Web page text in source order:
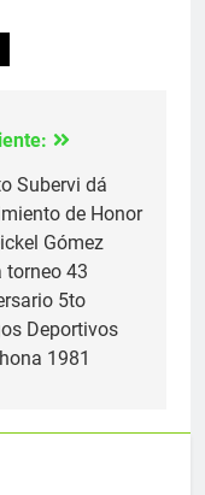
Subervi dá
de Honor
Gómez
torneo 43
5to
Deportivos
1981